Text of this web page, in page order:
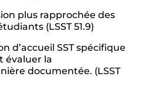
plus rapprochée des
(LSST 51.9)
d’accueil SST spécifique
évaluer la
documentée. (LSST